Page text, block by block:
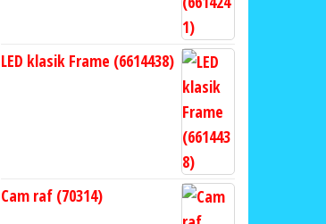
LED klasik Frame (6614438)
Cam raf (70314)